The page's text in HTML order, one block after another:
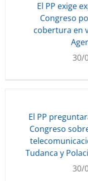
El PP exige
Congreso
cobertura en
30/
El PP
Congreso
Tudanca y
30/